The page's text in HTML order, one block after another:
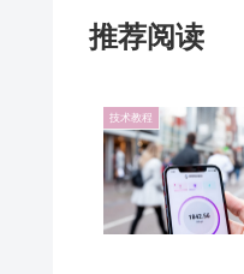
推荐阅读
技术教程